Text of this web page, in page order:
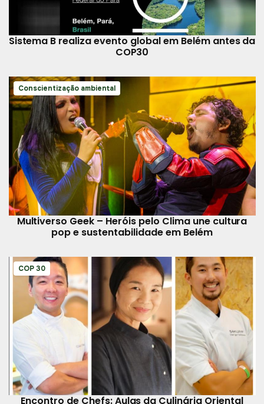
Sistema B realiza evento global em Belém antes da
COP30
Conscientização ambiental
Multiverso Geek – Heróis pelo Clima une cultura
pop e sustentabilidade em Belém
COP 30
Encontro de Chefs: Aulas da Culinária Oriental